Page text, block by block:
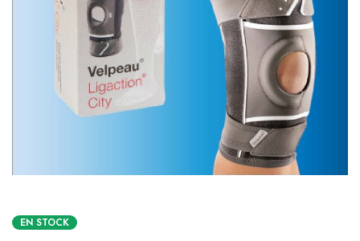
EN STOCK